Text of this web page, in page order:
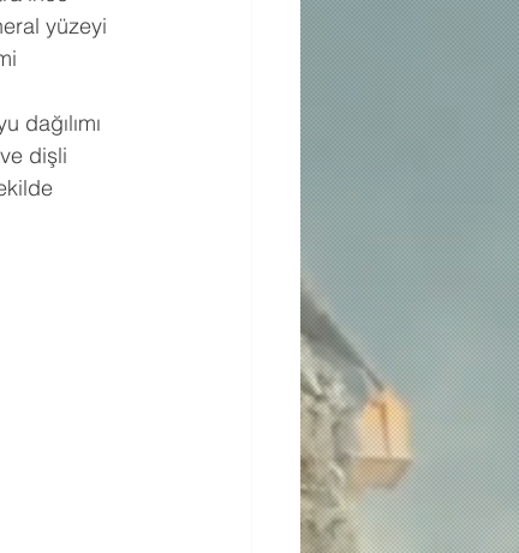
yüzeyi
dağılımı
dişli